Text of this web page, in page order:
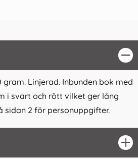
gram. Linjerad. Inbunden bok med
i svart och rött vilket ger lång
sidan 2 för personuppgifter.